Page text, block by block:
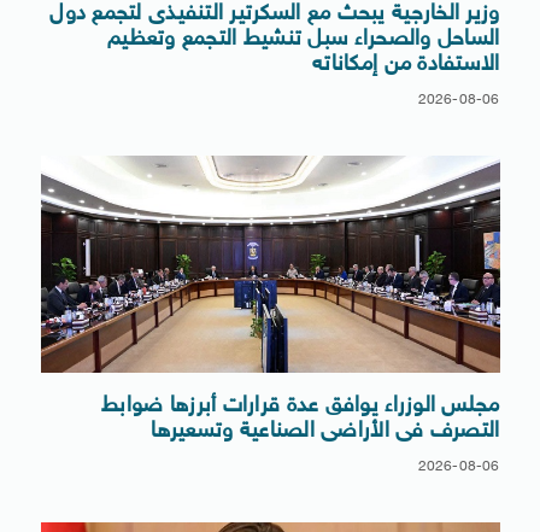
وزير الخارجية يبحث مع السكرتير التنفيذى لتجمع دول
الساحل والصحراء سبل تنشيط التجمع وتعظيم
الاستفادة من إمكاناته
2026-08-06
مجلس الوزراء يوافق عدة قرارات أبرزها ضوابط
التصرف فى الأراضى الصناعية وتسعيرها
2026-08-06